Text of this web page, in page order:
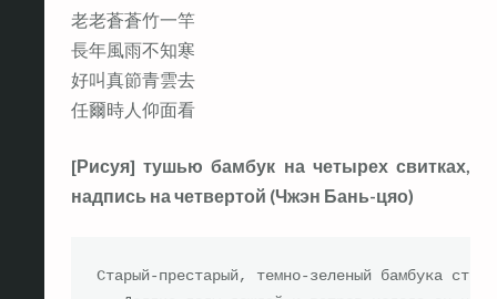
老老蒼蒼竹一竿
長年風雨不知寒
好叫真節青雲去
任爾時人仰面看
[Рисуя] тушью бамбук на четырех свитках,
надпись на четвертой (Чжэн Бань-цяо)
Старый-престарый, темно-зеленый бамбука